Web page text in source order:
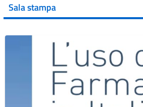
Sala stampa